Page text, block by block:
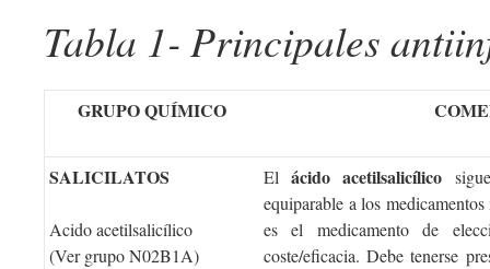
Tabla 1- Principales
GRUPO QUÍMICO
SALICILATOS
Acido acetilsalicílico
(Ver grupo N02B1A)
Elácido acetilsalicílico
equiparable a los
es el medicamento de
coste/eficacia. Debe tenerse